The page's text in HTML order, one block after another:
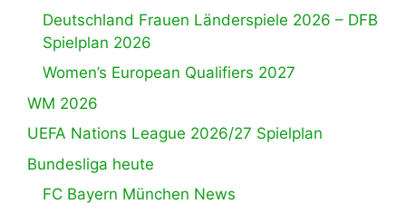
Deutschland Frauen Länderspiele 2026 – DFB
Spielplan 2026
Women’s European Qualifiers 2027
WM 2026
UEFA Nations League 2026/27 Spielplan
Bundesliga heute
FC Bayern München News